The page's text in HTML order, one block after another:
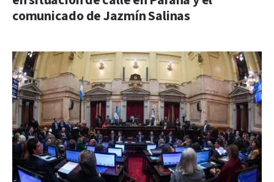
comunicado de Jazmín Salinas